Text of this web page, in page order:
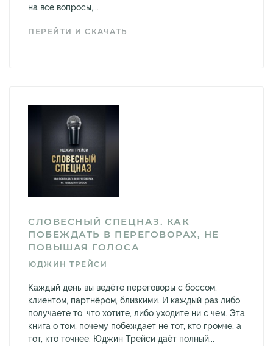
на все вопросы,...
ПЕРЕЙТИ И СКАЧАТЬ
СЛОВЕСНЫЙ СПЕЦНАЗ. КАК
ПОБЕЖДАТЬ В ПЕРЕГОВОРАХ, НЕ
ПОВЫШАЯ ГОЛОСА
ЮДЖИН ТРЕЙСИ
Каждый день вы ведёте переговоры с боссом,
клиентом, партнёром, близкими. И каждый раз либо
получаете то, что хотите, либо уходите ни с чем. Эта
книга о том, почему побеждает не тот, кто громче, а
тот, кто точнее. Юджин Трейси даёт полный...